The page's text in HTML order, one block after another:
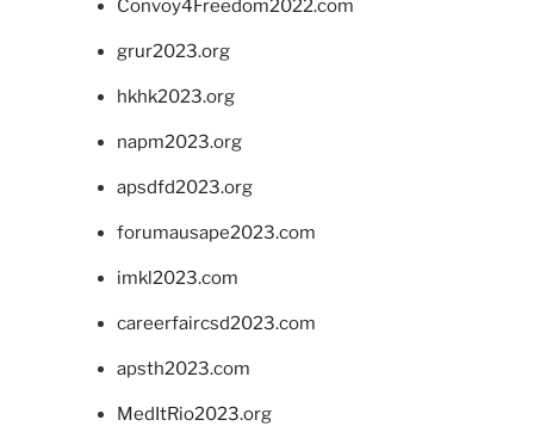
Convoy4Freedom2022.com
grur2023.org
hkhk2023.org
napm2023.org
apsdfd2023.org
forumausape2023.com
imkl2023.com
careerfaircsd2023.com
apsth2023.com
MedItRio2023.org